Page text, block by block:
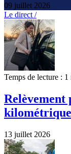
09 juillet 2026
Le direct /
Temps de lecture : 1
Relèvement
13 juillet 2026